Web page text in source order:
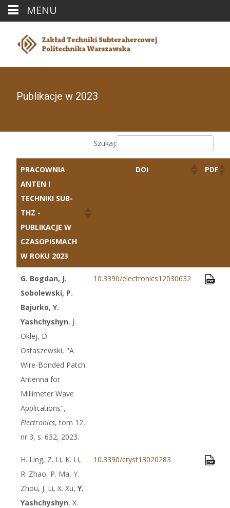
Publikacje w 2023
Szukaj:
PRACOWNIA
ANTEN I
TECHNIKI SUB-
THZ -
PUBLIKACJE W
CZASOPISMACH
W ROKU 2023
DOI PDF
G. Bogdan, J.
Sobolewski, P.
Bajurko, Y.
Yashchyshyn, J.
Oklej, D.
Ostaszewski, "A
Wire-Bonded Patch
Antenna for
Millimeter Wave
Applications",
Electronics, tom 12,
nr 3, s. 632, 2023.
10.3390/electronics12030632
H. Ling, Z. Li, K. Li,
R. Zhao, P. Ma, Y.
Zhou, J. Li, X. Xu, Y.
Yashchyshyn, X.
10.3390/cryst13020283
MENU